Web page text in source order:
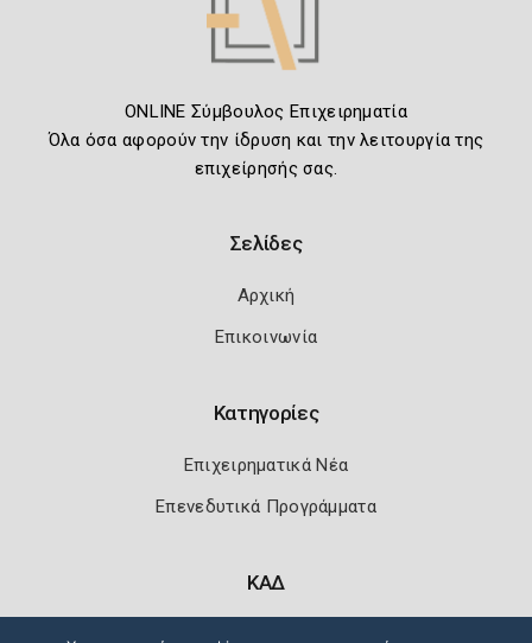
ONLINE Σύμβουλος Επιχειρηματία
Όλα όσα αφορούν την ίδρυση και την λειτουργία της
επιχείρησής σας.
Σελίδες
Αρχική
Επικοινωνία
Κατηγορίες
Επιχειρηματικά Νέα
Επενεδυτικά Προγράμματα
ΚΑΔ